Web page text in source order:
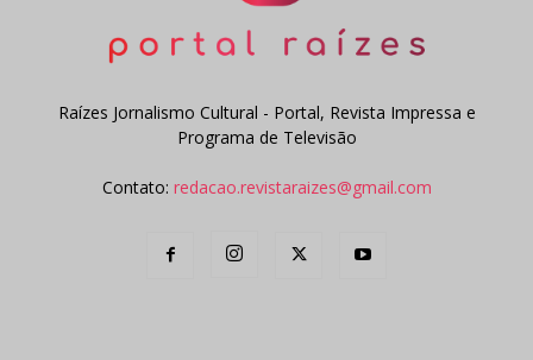
Raízes Jornalismo Cultural - Portal, Revista Impressa e
Programa de Televisão
Contato: redacao.revistaraizes@gmail.com